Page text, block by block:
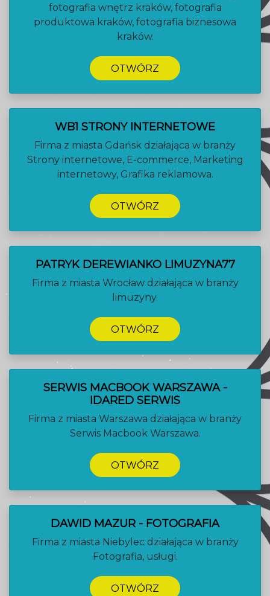
fotografia wnętrz kraków, fotografia
produktowa kraków, fotografia biznesowa
kraków.
OTWÓRZ
WB1 STRONY INTERNETOWE
Firma z miasta Gdańsk działająca w branży
Strony internetowe, E-commerce, Marketing
internetowy, Grafika reklamowa.
OTWÓRZ
PATRYK DEREWIANKO LIMUZYNA77
Firma z miasta Wrocław działająca w branży
limuzyny.
OTWÓRZ
SERWIS MACBOOK WARSZAWA -
IDARED SERWIS
Firma z miasta Warszawa działająca w branży
Serwis Macbook Warszawa.
OTWÓRZ
DAWID MAZUR - FOTOGRAFIA
Firma z miasta Niebylec działająca w branży
Fotografia, usługi.
OTWÓRZ